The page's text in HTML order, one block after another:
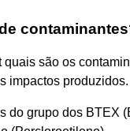
são os
impactos produzidos.
do grupo dos BTEX